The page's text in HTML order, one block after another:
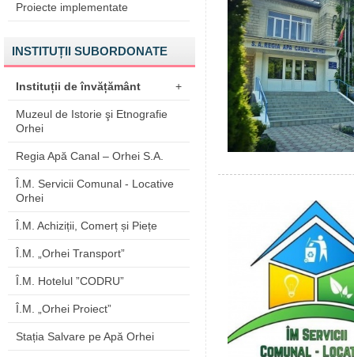
Proiecte implementate
INSTITUȚII SUBORDONATE
Instituții de învățământ +
Muzeul de Istorie şi Etnografie
Orhei
Regia Apă Canal – Orhei S.A.
Î.M. Servicii Comunal - Locative
Orhei
Î.M. Achiziții, Comerț și Piețe
Î.M. „Orhei Transport”
Î.M. Hotelul ”CODRU”
Î.M. „Orhei Proiect”
Stația Salvare pe Apă Orhei